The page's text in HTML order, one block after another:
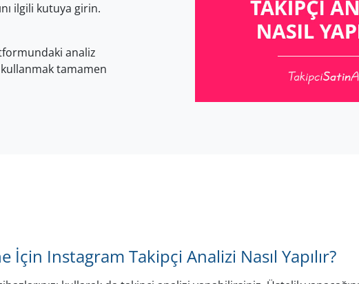
ilgili kutuya girin.
analiz
tamamen
İçin Instagram Takipçi Analizi Nasıl Yapılır?